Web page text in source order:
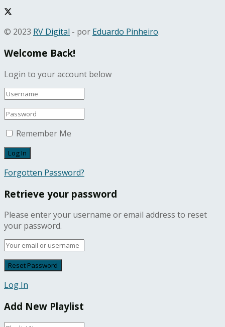
© 2023 RV Digital - por Eduardo Pinheiro.
Welcome Back!
Login to your account below
Remember Me
Forgotten Password?
Retrieve your password
Please enter your username or email address to reset
your password.
Log In
Add New Playlist